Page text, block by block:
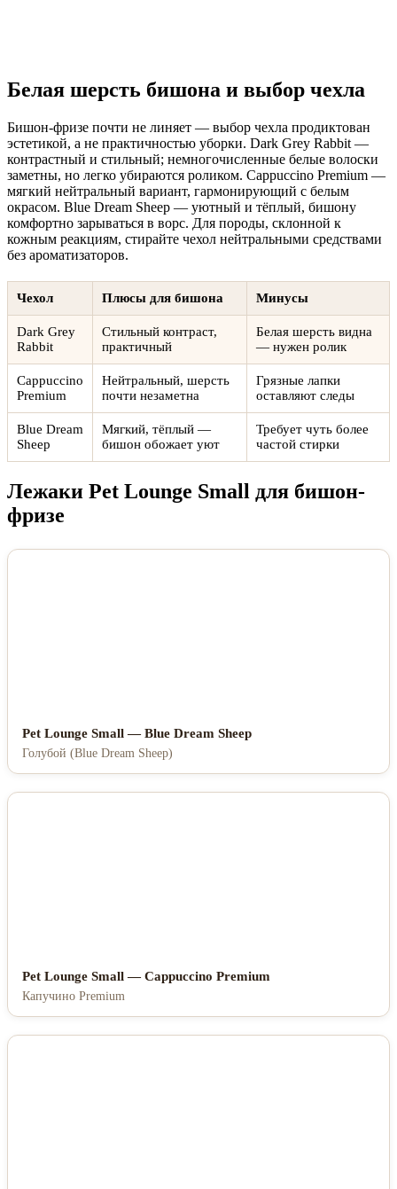
Белая шерсть бишона и выбор чехла
Бишон-фризе почти не линяет — выбор чехла продиктован
эстетикой, а не практичностью уборки. Dark Grey Rabbit —
контрастный и стильный; немногочисленные белые волоски
заметны, но легко убираются роликом. Cappuccino Premium —
мягкий нейтральный вариант, гармонирующий с белым
окрасом. Blue Dream Sheep — уютный и тёплый, бишону
комфортно зарываться в ворс. Для породы, склонной к
кожным реакциям, стирайте чехол нейтральными средствами
без ароматизаторов.
Чехол Плюсы для бишона Минусы
Dark Grey
Rabbit
Стильный контраст,
практичный
Белая шерсть видна
— нужен ролик
Cappuccino
Premium
Нейтральный, шерсть
почти незаметна
Грязные лапки
оставляют следы
Blue Dream
Sheep
Мягкий, тёплый —
бишон обожает уют
Требует чуть более
частой стирки
Лежаки Pet Lounge Small для бишон-
фризе
Pet Lounge Small — Blue Dream Sheep
Голубой (Blue Dream Sheep)
Pet Lounge Small — Cappuccino Premium
Капучино Premium